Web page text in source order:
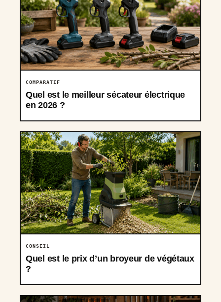
COMPARATIF
Quel est le meilleur sécateur électrique
en 2026 ?
CONSEIL
Quel est le prix d’un broyeur de végétaux
?